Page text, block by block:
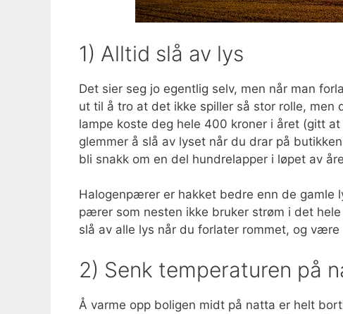
1) Alltid slå av lys
Det sier seg jo egentlig selv, men når man
ut til å tro at det ikke spiller så stor rolle,
lampe koste deg hele 400 kroner i året (gitt
glemmer å slå av lyset når du drar på
bli snakk om en del hundrelapper i løpet av
Halogenpærer er hakket bedre enn de gamle
pærer som nesten ikke bruker strøm i det
slå av alle lys når du forlater rommet, og
2) Senk temperaturen på
Å varme opp boligen midt på natta er helt